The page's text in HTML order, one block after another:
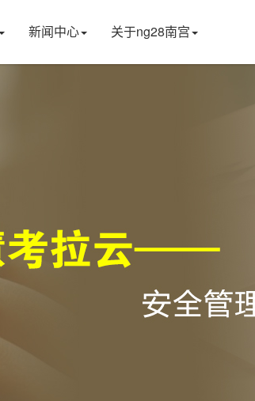
新闻中心 关于ng28南宫